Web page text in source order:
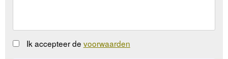
Ik accepteer de voorwaarden